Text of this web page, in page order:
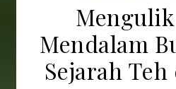
Mendalam
Sejarah